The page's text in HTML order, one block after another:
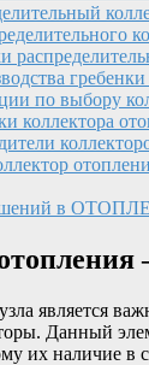
по выбору
коллектора
в
является
Данный
их наличие в